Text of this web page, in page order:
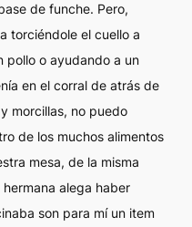
de funche. Pero,
torciéndole el cuello a
pollo o ayudando a un
en el corral de atrás de
morcillas, no puedo
de los muchos alimentos
mesa, de la misma
alega haber
son para mí un item